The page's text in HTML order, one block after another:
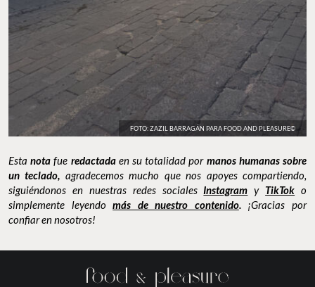
Estanotafueredactadaen su totalidad pormanos humanas sobre
agradecemos mucho que nos apoyes compartiendo,
siguiéndonos en nuestras redes sociales Instagram